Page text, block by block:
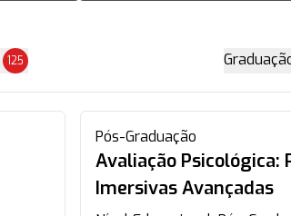
125
Pós-Graduação
Avaliação Psicológica:
Imersivas Avançadas